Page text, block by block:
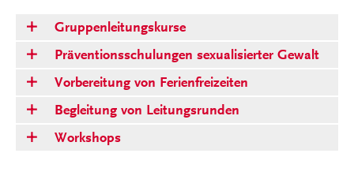
Gruppenleitungskurse
Präventionsschulungen sexualisierter Gewalt
Vorbereitung von Ferienfreizeiten
Begleitung von Leitungsrunden
Workshops